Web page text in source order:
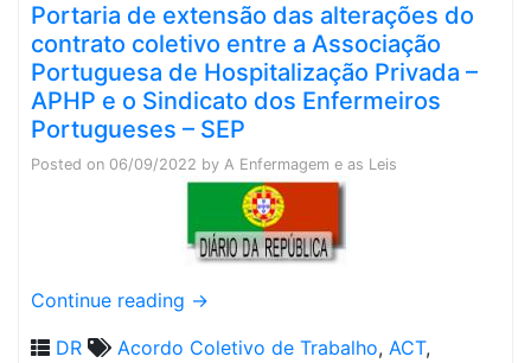
Portaria de extensão das alterações do
contrato coletivo entre a Associação
Portuguesa de Hospitalização Privada –
APHP e o Sindicato dos Enfermeiros
Portugueses – SEP
Posted on 06/09/2022 by A Enfermagem e as Leis
Continue reading →
DR
Acordo Coletivo de Trabalho, ACT,